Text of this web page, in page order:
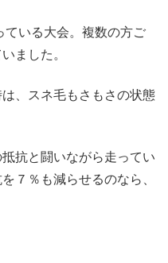
ている大会。複数の方ご
ました。
、スネ毛もさもさの状態
抗と闘いながら走ってい
７％も減らせるのなら、